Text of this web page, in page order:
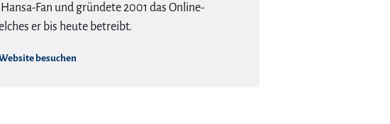
Fan und gründete 2001 das Online-
er bis heute betreibt.
besuchen